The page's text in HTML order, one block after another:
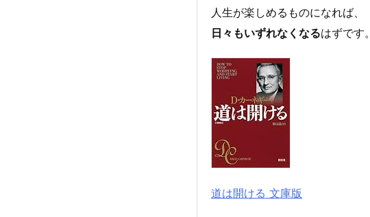
人生が楽しめるものになれば、
日々もいずれなくなるはずです。
道は開ける 文庫版